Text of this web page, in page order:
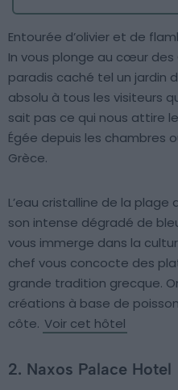
Entourée d’olivier et de
In vous plonge au cœur des
paradis caché tel un jardin
absolu à tous les visiteurs
sait pas ce qui nous attire
Égée depuis les chambres
Grèce.
L’eau cristalline de la
son intense dégradé de
vous immerge dans la
chef vous concocte des
grande tradition grecque.
créations à base de
côte. Voir cet hôtel
2. Naxos Palace Hotel